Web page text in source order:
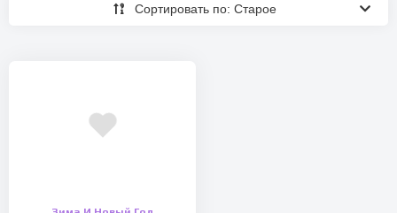
Сортировать по: Старое